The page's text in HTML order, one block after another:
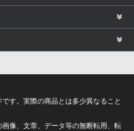
す。実際の商品とは多少異なること
像、文章、データ等の無断転用、転